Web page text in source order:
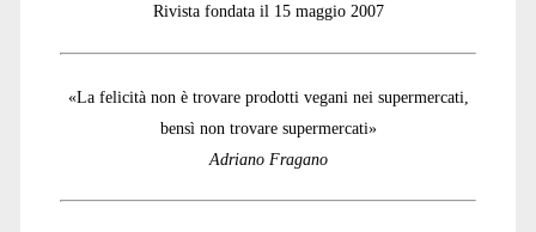
Rivista fondata il 15 maggio 2007
«La felicità non è trovare prodotti vegani nei supermercati,
bensì non trovare supermercati»
Adriano Fragano